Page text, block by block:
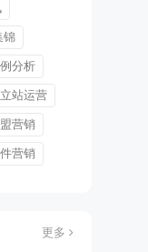
锦
分析
站运营
营销
营销
更多